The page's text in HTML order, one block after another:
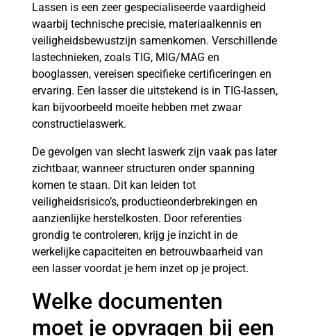
Lassen is een zeer gespecialiseerde vaardigheid
waarbij technische precisie, materiaalkennis en
veiligheidsbewustzijn samenkomen. Verschillende
lastechnieken, zoals TIG, MIG/MAG en
booglassen, vereisen specifieke certificeringen en
ervaring. Een lasser die uitstekend is in TIG-lassen,
kan bijvoorbeeld moeite hebben met zwaar
constructielaswerk.
De gevolgen van slecht laswerk zijn vaak pas later
zichtbaar, wanneer structuren onder spanning
komen te staan. Dit kan leiden tot
veiligheidsrisico’s, productieonderbrekingen en
aanzienlijke herstelkosten. Door referenties
grondig te controleren, krijg je inzicht in de
werkelijke capaciteiten en betrouwbaarheid van
een lasser voordat je hem inzet op je project.
Welke documenten
moet je opvragen bij een